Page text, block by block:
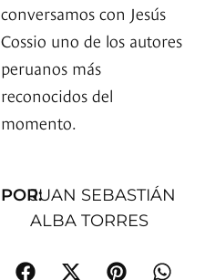
conversamos con Jesús
Cossio uno de los autores
peruanos más
reconocidos del
momento.
POR:JUAN SEBASTIÁN
ALBA TORRES